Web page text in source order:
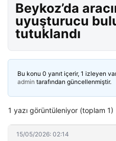
Beykoz’da
uyuşturucu
tutuklandı
Bu konu 0 yanıt içerir, 1 izleyen
admin tarafından güncellenmiştir.
1 yazı görüntüleniyor (toplam 1)
15/05/2026: 02:14